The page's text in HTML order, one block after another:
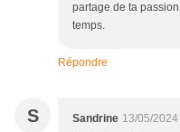
partage de ta
temps.
Répondre
S Sandrine 13/05/